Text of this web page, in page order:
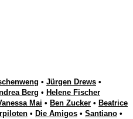
• Jürgen Drews •
Berg • Helene Fischer
Mai • Ben Zucker • Beatrice
• Die Amigos • Santiano •